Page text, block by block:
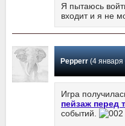
Я пытаюсь
входит и я не
Pepperr(4 января
Игра
пейзаж перед
событий.